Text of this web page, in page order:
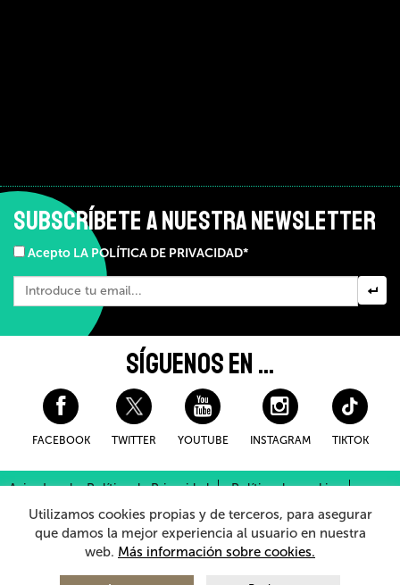
SUBSCRÍBETE A NUESTRA NEWSLETTER
Acepto LA POLÍTICA DE PRIVACIDAD*
SÍGUENOS EN ...
FACEBOOK TWITTER YOUTUBE INSTAGRAM TIKTOK
Aviso Legal y Política de Privacidad
Política de cookies
Condiciones Generales de Compra
Sistema Interno de Información
© 2026 - Teatro Arriaga AntzokiaTodos los derechos reservados
Utilizamos cookies propias y de terceros, para asegurar
que damos la mejor experiencia al usuario en nuestra
web. Más información sobre cookies.